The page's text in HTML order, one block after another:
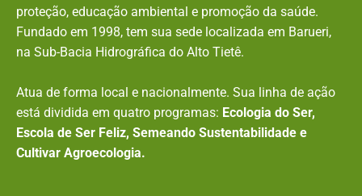
proteção, educação ambiental e promoção da saúde.
Fundado em 1998, tem sua sede localizada em Barueri,
na Sub-Bacia Hidrográfica do Alto Tietê.
Atua de forma local e nacionalmente. Sua linha de ação
está dividida em quatro programas: Ecologia do Ser,
Escola de Ser Feliz, Semeando Sustentabilidade e
Cultivar Agroecologia.